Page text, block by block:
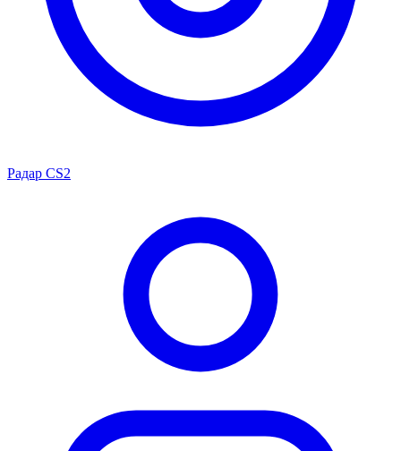
Радар CS2